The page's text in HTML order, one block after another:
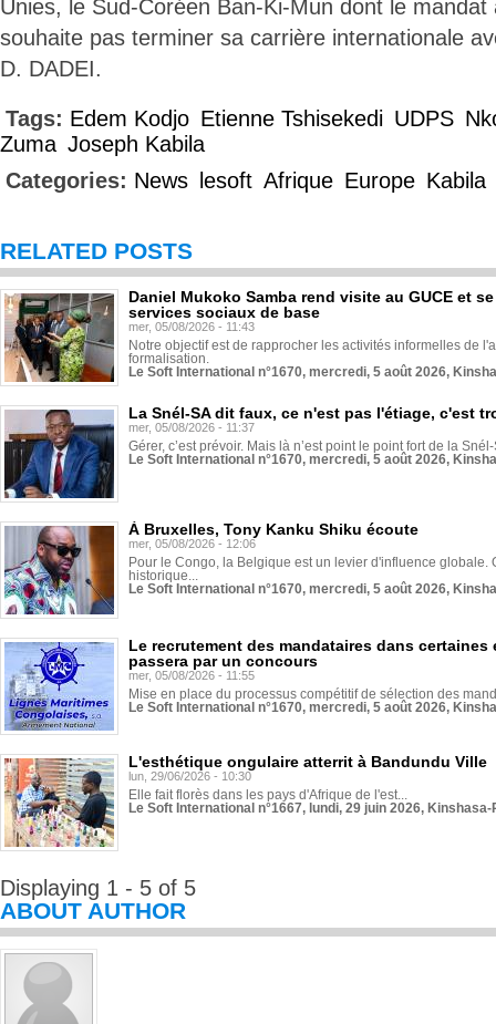
Unies, le Sud-Coréen Ban-Ki-Mun dont le
souhaite pas terminer sa carrière internationale
D. DADEI.
Tags: Edem Kodjo Etienne Tshisekedi UDPS
Zuma Joseph Kabila
Categories: News lesoft Afrique Europe Kabila
RELATED POSTS
Daniel Mukoko Samba rend visite au GUCE et
services sociaux de base
mer, 05/08/2026 - 11:43
Notre objectif est de rapprocher les activités informelles de
formalisation.
Le Soft International n°1670, mercredi, 5 août 2026,
La Snél-SA dit faux, ce n'est pas l'étiage, c'est
mer, 05/08/2026 - 11:37
Gérer, c’est prévoir. Mais là n’est point le point fort de la
Le Soft International n°1670, mercredi, 5 août 2026,
À Bruxelles, Tony Kanku Shiku écoute
mer, 05/08/2026 - 12:06
Pour le Congo, la Belgique est un levier d'influence globale.
historique...
Le Soft International n°1670, mercredi, 5 août 2026,
Le recrutement des mandataires dans
passera par un concours
mer, 05/08/2026 - 11:55
Mise en place du processus compétitif de sélection des
Le Soft International n°1670, mercredi, 5 août 2026,
L'esthétique ongulaire atterrit à Bandundu Ville
lun, 29/06/2026 - 10:30
Elle fait florès dans les pays d'Afrique de l'est...
Le Soft International n°1667, lundi, 29 juin 2026,
Displaying 1 - 5 of 5
ABOUT AUTHOR